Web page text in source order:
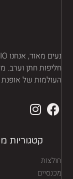
חתן וערב.
של אופנת
קטגוריות